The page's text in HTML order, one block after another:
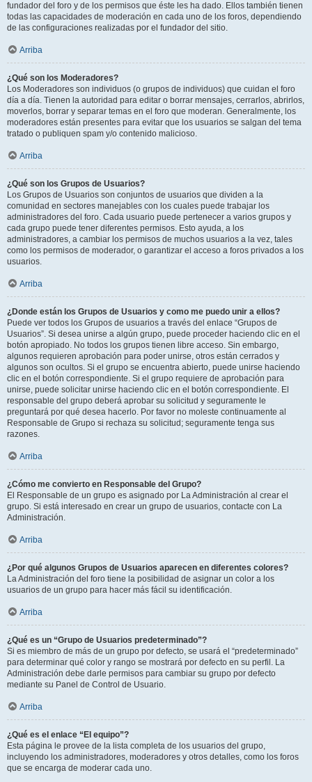
fundador del foro y de los permisos que éste les ha dado. Ellos también tienen
todas las capacidades de moderación en cada uno de los foros, dependiendo
de las configuraciones realizadas por el fundador del sitio.
Arriba
¿Qué son los Moderadores?
Los Moderadores son individuos (o grupos de individuos) que cuidan el foro
día a día. Tienen la autoridad para editar o borrar mensajes, cerrarlos, abrirlos,
moverlos, borrar y separar temas en el foro que moderan. Generalmente, los
moderadores están presentes para evitar que los usuarios se salgan del tema
tratado o publiquen spam y/o contenido malicioso.
Arriba
¿Qué son los Grupos de Usuarios?
Los Grupos de Usuarios son conjuntos de usuarios que dividen a la
comunidad en sectores manejables con los cuales puede trabajar los
administradores del foro. Cada usuario puede pertenecer a varios grupos y
cada grupo puede tener diferentes permisos. Esto ayuda, a los
administradores, a cambiar los permisos de muchos usuarios a la vez, tales
como los permisos de moderador, o garantizar el acceso a foros privados a los
usuarios.
Arriba
¿Donde están los Grupos de Usuarios y como me puedo unir a ellos?
Puede ver todos los Grupos de usuarios a través del enlace “Grupos de
Usuarios”. Si desea unirse a algún grupo, puede proceder haciendo clic en el
botón apropiado. No todos los grupos tienen libre acceso. Sin embargo,
algunos requieren aprobación para poder unirse, otros están cerrados y
algunos son ocultos. Si el grupo se encuentra abierto, puede unirse haciendo
clic en el botón correspondiente. Si el grupo requiere de aprobación para
unirse, puede solicitar unirse haciendo clic en el botón correspondiente. El
responsable del grupo deberá aprobar su solicitud y seguramente le
preguntará por qué desea hacerlo. Por favor no moleste continuamente al
Responsable de Grupo si rechaza su solicitud; seguramente tenga sus
razones.
Arriba
¿Cómo me convierto en Responsable del Grupo?
El Responsable de un grupo es asignado por La Administración al crear el
grupo. Si está interesado en crear un grupo de usuarios, contacte con La
Administración.
Arriba
¿Por qué algunos Grupos de Usuarios aparecen en diferentes colores?
La Administración del foro tiene la posibilidad de asignar un color a los
usuarios de un grupo para hacer más fácil su identificación.
Arriba
¿Qué es un “Grupo de Usuarios predeterminado”?
Si es miembro de más de un grupo por defecto, se usará el “predeterminado”
para determinar qué color y rango se mostrará por defecto en su perfil. La
Administración debe darle permisos para cambiar su grupo por defecto
mediante su Panel de Control de Usuario.
Arriba
¿Qué es el enlace “El equipo”?
Esta página le provee de la lista completa de los usuarios del grupo,
incluyendo los administradores, moderadores y otros detalles, como los foros
que se encarga de moderar cada uno.